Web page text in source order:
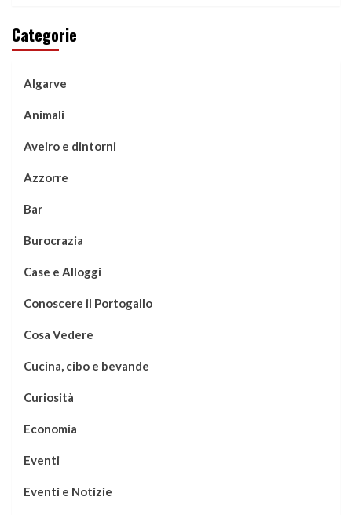
Categorie
Algarve
Animali
Aveiro e dintorni
Azzorre
Bar
Burocrazia
Case e Alloggi
Conoscere il Portogallo
Cosa Vedere
Cucina, cibo e bevande
Curiosità
Economia
Eventi
Eventi e Notizie